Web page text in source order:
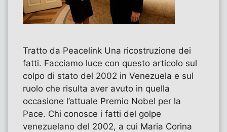
Tratto da Peacelink Una ricostruzione dei
fatti. Facciamo luce con questo articolo sul
colpo di stato del 2002 in Venezuela e sul
ruolo che risulta aver avuto in quella
occasione l’attuale Premio Nobel per la
Pace. Chi conosce i fatti del golpe
venezuelano del 2002, a cui Maria Corina